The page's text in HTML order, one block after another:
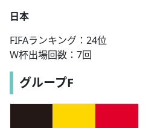
日本
FIFAランキング：24位
W杯出場回数：7回
グループF